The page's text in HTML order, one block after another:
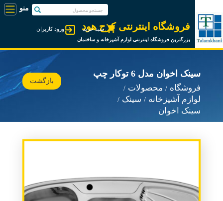
فروشگاه اینترنتی کرج هود
بزرگترین فروشگاه اینترنتی لوازم آشپزخانه و ساختمان
ورود کاربران سبد خرید
سینک اخوان مدل 6 توکار چپ
فروشگاه
محصولات
لوازم آشپزخانه
سینک
سینک اخوان
بازگشت